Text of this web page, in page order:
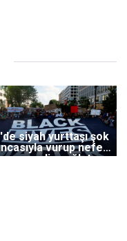
siyah yurttaşı şok
vurup nefes
diye ağlatan